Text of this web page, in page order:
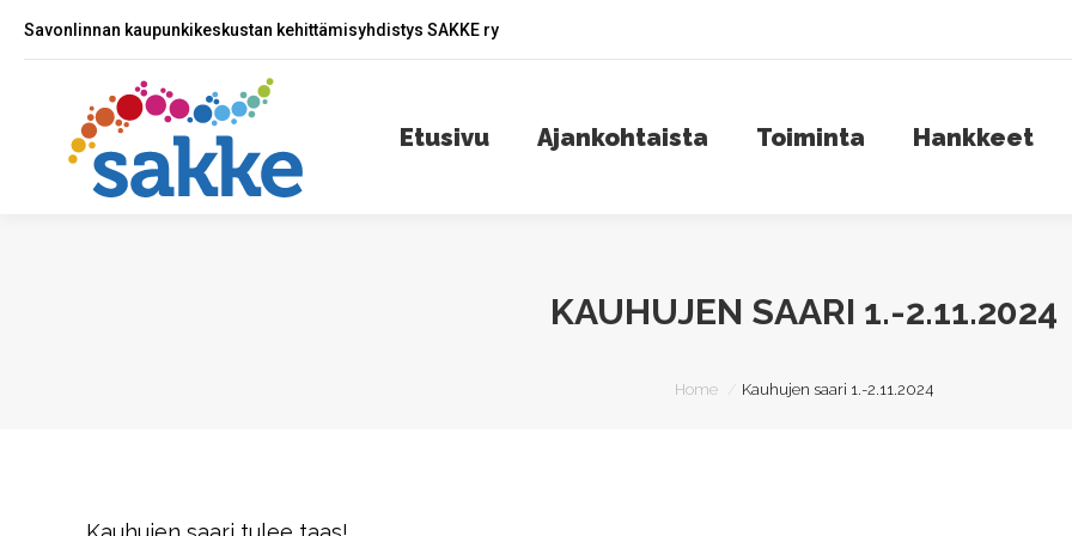
Savonlinnan kaupunkikeskustan kehittämisyhdistys SAKKE ry
Etusivu Ajankohtaista Toiminta Hankkeet
KAUHUJEN SAARI 1.-2.11.2024
You are here:
Home Kauhujen saari 1.-2.11.2024
Etusivu